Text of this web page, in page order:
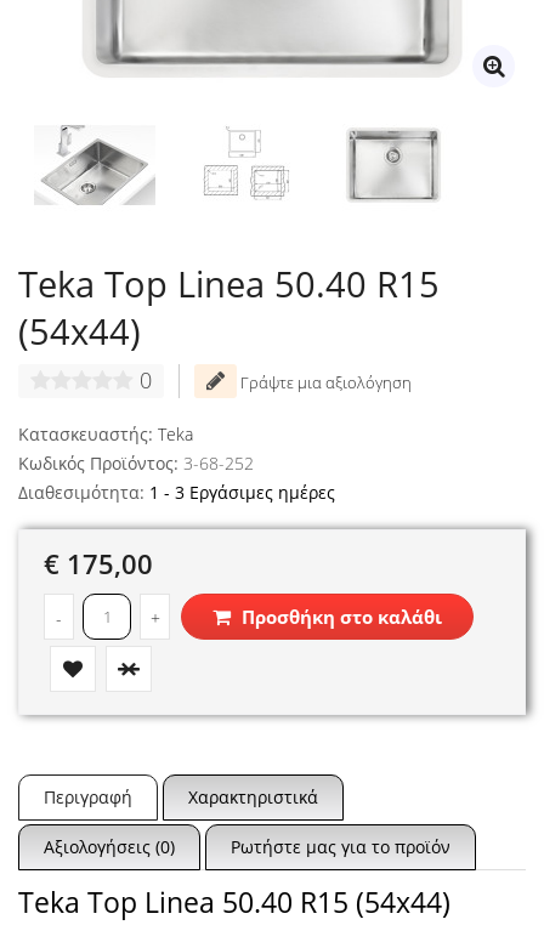
Teka Top Linea 50.40 R15
(54x44)
0 Γράψτε μια αξιολόγηση
Κατασκευαστής: Teka
Κωδικός Προϊόντος: 3-68-252
Διαθεσιμότητα: 1 - 3 Εργάσιμες ημέρες
€ 175,00
- + Προσθήκη στο καλάθι
Περιγραφή Χαρακτηριστικά
Αξιολογήσεις (0) Ρωτήστε μας για το προϊόν
Teka Top Linea 50.40 R15 (54x44)